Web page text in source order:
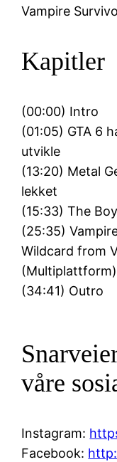
Vampire
Kapitler
(00:00) Intro
(01:05) GTA 6
utvikle
(13:20) Metal
lekket
(15:33) The
(25:35)
Wildcard from
(Multiplattform)
(34:41) Outro
våre
Instagram:
Facebook: